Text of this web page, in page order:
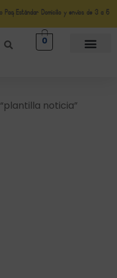
Paq Estándar Domicilio y envíos de 3 a 5
0
noticia”